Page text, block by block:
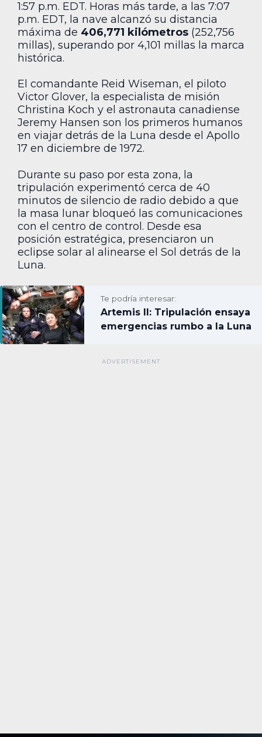
1:57 p.m. EDT. Horas más tarde, a las 7:07
p.m. EDT, la nave alcanzó su distancia
máxima de 406,771 kilómetros (252,756
millas), superando por 4,101 millas la marca
histórica.
El comandante Reid Wiseman, el piloto
Victor Glover, la especialista de misión
Christina Koch y el astronauta canadiense
Jeremy Hansen son los primeros humanos
en viajar detrás de la Luna desde el Apollo
17 en diciembre de 1972.
Durante su paso por esta zona, la
tripulación experimentó cerca de 40
minutos de silencio de radio debido a que
la masa lunar bloqueó las comunicaciones
con el centro de control. Desde esa
posición estratégica, presenciaron un
eclipse solar al alinearse el Sol detrás de la
Luna.
Te podría interesar:
Artemis II: Tripulación ensaya
emergencias rumbo a la Luna